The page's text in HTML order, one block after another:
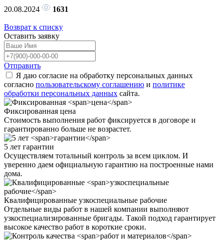
20.08.2024 1631
Возврат к списку
Оставить заявку
Отправить
Я даю согласие на обработку персональных данных
согласно пользовательскому соглашению и политике
обработки персональных данных сайта.
Фиксированная цена
Стоимость выполнения работ фиксируется в договоре и
гарантированно больше не возрастет.
5 лет гарантии
Осуществляем тотальный контроль за всем циклом. И
уверенно даем официальную гарантию на построенные нами
дома.
Квалифицированные узкоспециальные рабочие
Отдельные виды работ в нашей компании выполняют
узкоспециализированные бригады. Такой подход гарантирует
высокое качество работ в короткие сроки.